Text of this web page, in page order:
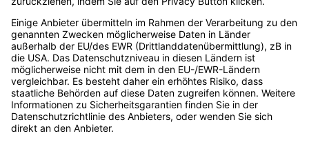
OnlineMarketing.de GmbH
Tipp:Trackboxxist die
perfekte Google Analytics
Alternative
Kontakt
Rechtliches
Zu den